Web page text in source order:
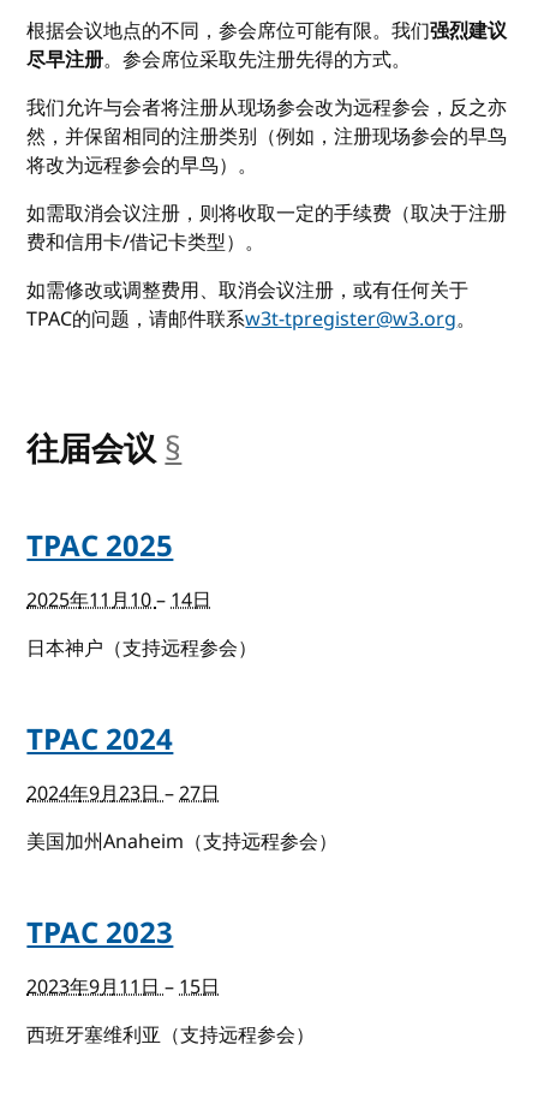
根据会议地点的不同，参会席位可能有限。我们强烈建议
尽早注册。参会席位采取先注册先得的方式。
我们允许与会者将注册从现场参会改为远程参会，反之亦
然，并保留相同的注册类别（例如，注册现场参会的早鸟
将改为远程参会的早鸟）。
如需取消会议注册，则将收取一定的手续费（取决于注册
费和信用卡/借记卡类型）。
如需修改或调整费用、取消会议注册，或有任何关于
TPAC的问题，请邮件联系w3t-tpregister@w3.org。
往届会议§__anchor
TPAC 2025
2025年11月10–14日
日本神户（支持远程参会）
TPAC 2024
2024年9月23日–27日
美国加州Anaheim（支持远程参会）
TPAC 2023
2023年9月11日–15日
西班牙塞维利亚（支持远程参会）